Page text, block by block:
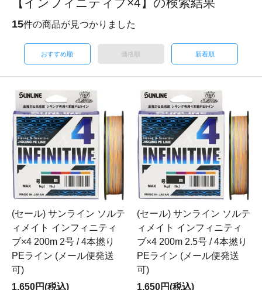
【インフィニティブ×4】の検索結果
15件の商品が見つかりました
おすすめ順 価格順 新着順
(セール) サンライン ソルテ
ィメイト インフィニティ
ブ×4 200m 2号 / 4本撚り
PEライン (メール便発送
可)
1,650円(税込)
(セール) サンライン ソルテ
ィメイト インフィニティ
ブ×4 200m 2.5号 / 4本撚り
PEライン (メール便発送
可)
1,650円(税込)